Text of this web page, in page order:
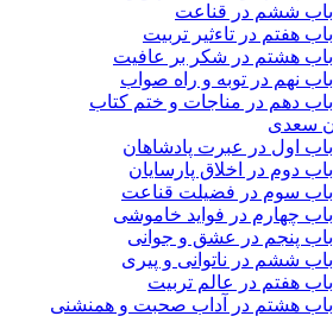
باب ششم در قناعت
باب هفتم در تاءثیر تربیت
باب هشتم در شکر بر عافیت
باب نهم در توبه و راه صواب
باب دهم در مناجات و ختم کتاب
سعدی
باب اول در عبرت پادشاهان
باب دوم در اخلاق پارسایان
باب سوم در فضیلت قناعت
باب چهارم در فواید خاموشى
باب پنجم در عشق و جوانى
باب ششم در ناتوانى و پیرى
باب هفتم در عالم تربیت
باب هشتم در آداب صحبت و همنشنى